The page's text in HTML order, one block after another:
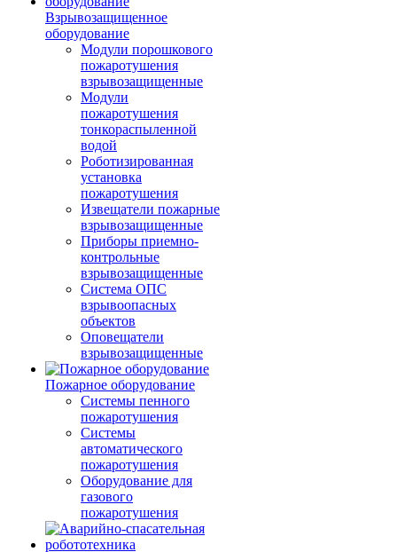
Взрывозащищенное
оборудование
Модули порошкового
пожаротушения
взрывозащищенные
Модули
пожаротушения
тонкораспыленной
водой
Роботизированная
установка
пожаротушения
Извещатели пожарные
взрывозащищенные
Приборы приемно-
контрольные
взрывозащищенные
Система ОПС
взрывоопасных
объектов
Оповещатели
взрывозащищенные
Пожарное оборудование
Системы пенного
пожаротушения
Системы
автоматического
пожаротушения
Оборудование для
газового
пожаротушения